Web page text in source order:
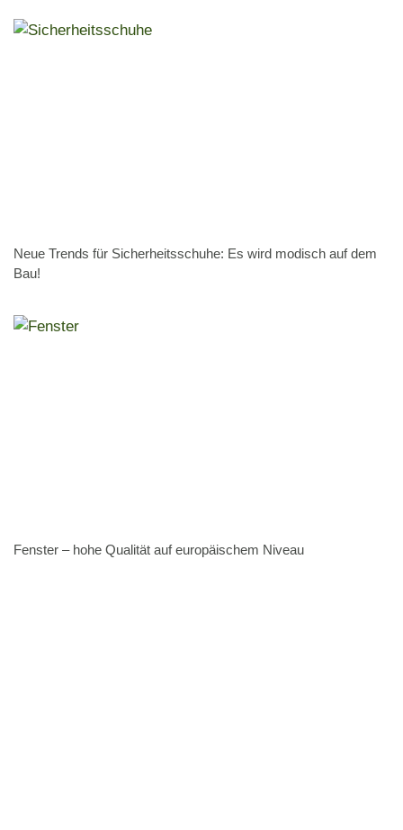
Neue Trends für Sicherheitsschuhe: Es wird modisch auf dem
Bau!
Fenster – hohe Qualität auf europäischem Niveau